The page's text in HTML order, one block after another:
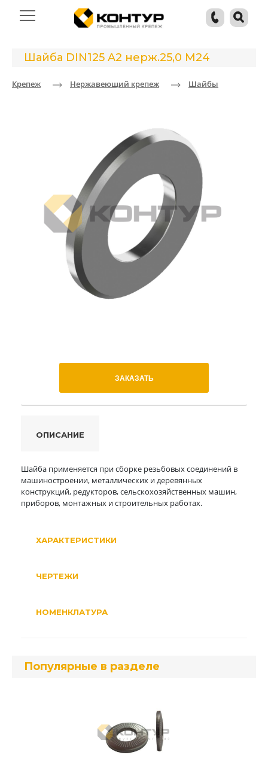
Шайба DIN125 A2 нерж.25,0 M24
Крепеж Нержавеющий крепеж Шайбы
ЗАКАЗАТЬ
ОПИСАНИЕ
Шайба применяется при сборке резьбовых соединений в
машиностроении, металлических и деревянных
конструкций, редукторов, сельскохозяйственных машин,
приборов, монтажных и строительных работах.
ХАРАКТЕРИСТИКИ
ЧЕРТЕЖИ
НОМЕНКЛАТУРА
Популярные в разделе